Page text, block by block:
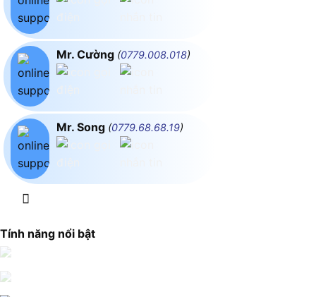
Mr. Cường (0779.008.018)
Mr. Song (0779.68.68.19)
Tính năng nổi bật